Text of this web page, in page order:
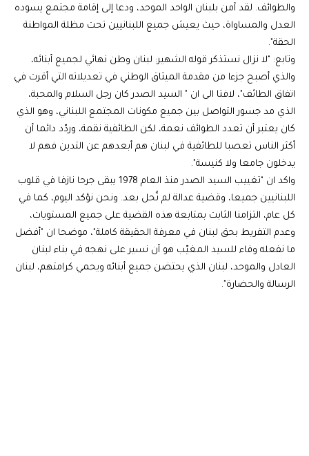
والطوائف. لقد آمن بلبنان الواحد الموحد، ودعا إلى إقامة مجتمع يسوده
العدل والمساواة، حيث يعيش جميع اللبنانيين تحت مظلة المواطنة
الحقة".
وتابع: "لا نزال نستذكر قوله الشهير: لبنان وطن نهائي لجميع أبنائه،
والذي أصبح جزءا من مقدمة الميثاق الوطني في تعديلاته التي أقرت في
اتفاق الطائف"، لافتا الى ان " السيد الصدر كان رجل السلام والمحبة،
الذي مد جسور التواصل بين جميع مكونات المجتمع اللبناني، وهو الذي
كان يعتبر أن تعدد الطوائف نعمة، لكن الطائفية نقمة، وردّد دائما أن
أكثر الناس تعصبا للطائفية في لبنان هم أبعدهم عن التدين فهم لا
يدخلون جامعا ولا كنيسة".
واكد ان "تغييب السيد الصدر منذ العام 1978 يبقى جرحا نازفا في قلوب
اللبنانيين جميعا، وقضية عدالة لم تُحل بعد. ونحن نؤكد اليوم، كما في
كل عام، التزامنا الثابت بمتابعة هذه القضية على جميع المستويات،
وعدم التفريط بحق لبنان في معرفة الحقيقة كاملة"، موضحا ان "أفضل
ما نفعله وفاء للسيد المغيّب هو أن نسير على نهجه في بناء لبنان
العادل والموحد، لبنان الذي يحتضن جميع أبنائه ويحمي كرامتهم، لبنان
الرسالة والحضارة".